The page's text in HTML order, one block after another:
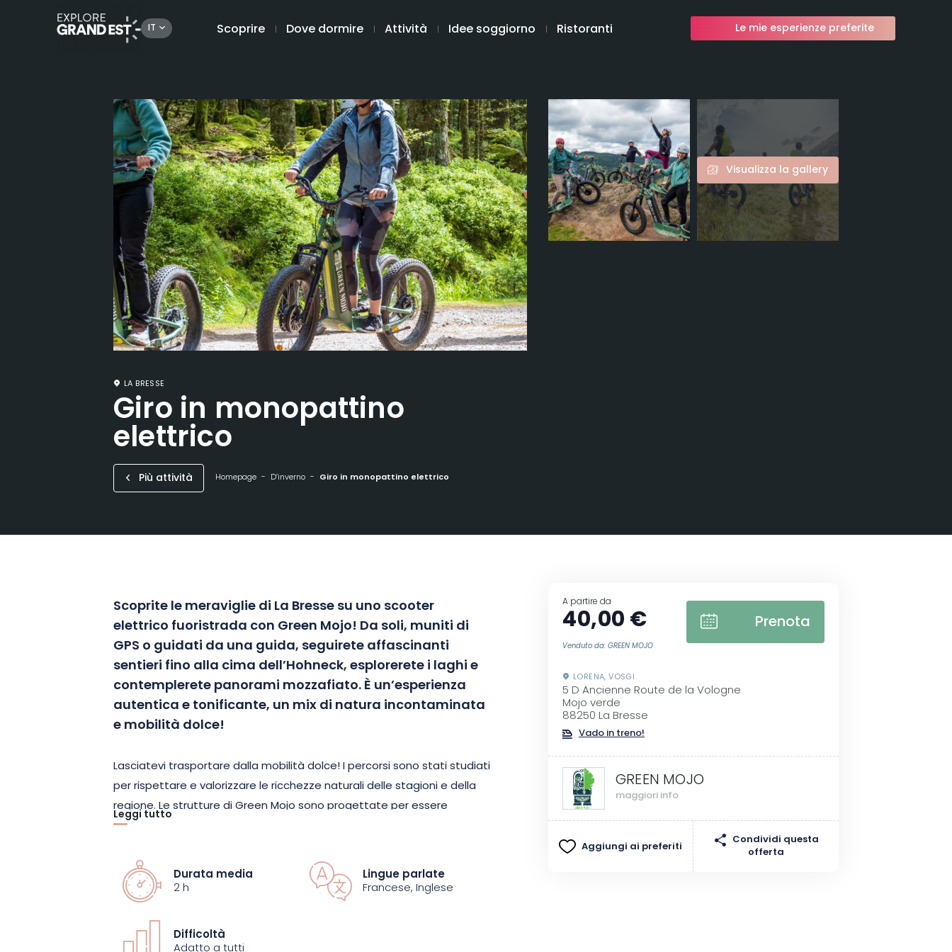
IT Scoprire Dove dormire Attività Idee soggiorno Ristoranti Le mie esperienze preferite
Visualizza la gallery
LA BRESSE
Giro in monopattino
elettrico
Più attività Homepage D’inverno Giro in monopattino elettrico
Scoprite le meraviglie di La Bresse su uno scooter
elettrico fuoristrada con Green Mojo! Da soli, muniti di
GPS o guidati da una guida, seguirete affascinanti
sentieri fino alla cima dell’Hohneck, esplorerete i laghi e
contemplerete panorami mozzafiato. È un’esperienza
autentica e tonificante, un mix di natura incontaminata
e mobilità dolce!
Lasciatevi trasportare dalla mobilità dolce! I percorsi sono stati studiati
per rispettare e valorizzare le ricchezze naturali delle stagioni e della
regione. Le strutture di Green Mojo sono progettate per essere
semplici e confortevoli. Tutto l’equipaggiamento necessario, compresi
garantita per tutta la durata del percorso.
Il giro dura 1 o 2 ore, a seconda dell’opzione scelta, e si può portare il
proprio casco. In inverno, l’esperienza assume una dimensione
completamente nuova, con nuovi percorsi sulla neve. Per completare
Leggi tutto
Durata media
2 h
Lingue parlate
Francese, Inglese
Difficoltà
Adatto a tutti
A partire da
40,00 €
Venduto da: GREEN MOJO
Prenota
LORENA, VOSGI
5 D Ancienne Route de la Vologne
Mojo verde
88250 La Bresse
Vado in treno!
GREEN MOJO
maggiori info
Aggiungi ai preferiti
Condividi questa
offerta